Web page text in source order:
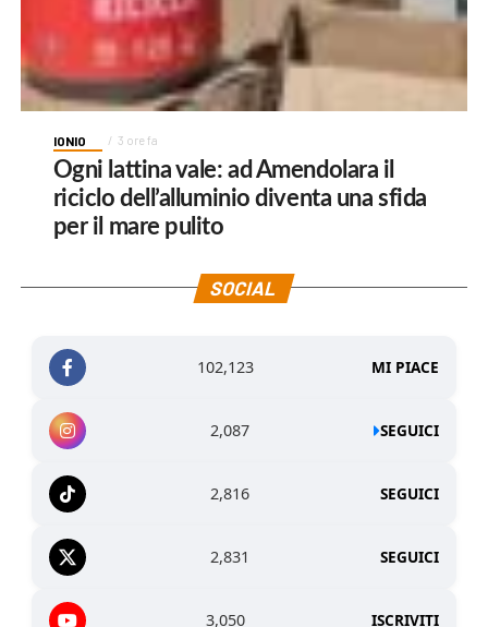
IONIO 3 ore fa
Ogni lattina vale: ad Amendolara il
riciclo dell’alluminio diventa una sfida
per il mare pulito
SOCIAL
102,123 MI PIACE
2,087 SEGUICI
2,816 SEGUICI
2,831 SEGUICI
3,050 ISCRIVITI